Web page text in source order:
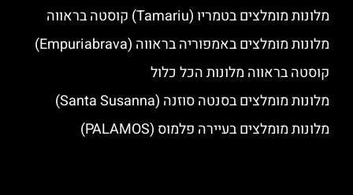
מלונות מומלצים בטמריו (Tamariu) קוסטה בראווה
מלונות מומלצים באמפוריה בראווה (Empuriabrava)
קוסטה בראווה מלונות הכל כלול
מלונות מומלצים בסנטה סוזנה (Santa Susanna)
מלונות מומלצים בעיירה פלמוס (PALAMOS)